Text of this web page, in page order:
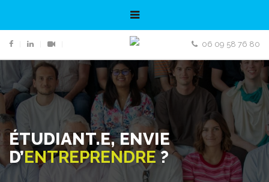
06 09 58 76 80
ÉTUDIANT.E, ENVIE
D’ENTREPRENDRE?
ÉTUDIANT.E, ENVIE
D’ENTREPRENDRE?